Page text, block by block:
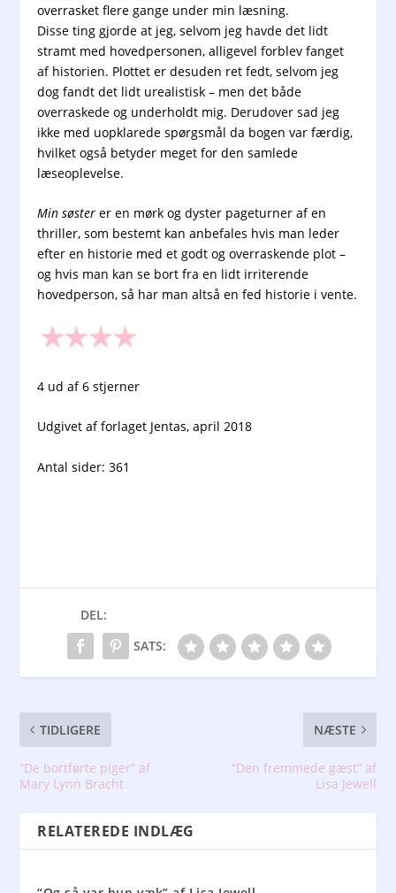
overrasket flere gange under min læsning.
Disse ting gjorde at jeg, selvom jeg havde det lidt
stramt med hovedpersonen, alligevel forblev fanget
af historien. Plottet er desuden ret fedt, selvom jeg
dog fandt det lidt urealistisk – men det både
overraskede og underholdt mig. Derudover sad jeg
ikke med uopklarede spørgsmål da bogen var færdig,
hvilket også betyder meget for den samlede
læseoplevelse.
Min søsterer en mørk og dyster pageturner af en
thriller, som bestemt kan anbefales hvis man leder
efter en historie med et godt og overraskende plot –
og hvis man kan se bort fra en lidt irriterende
hovedperson, så har man altså en fed historie i vente.
4 ud af 6 stjerner
Udgivet af forlaget Jentas, april 2018
Antal sider: 361
DEL:
SATS:
TIDLIGERE
“De bortførte piger” af
Mary Lynn Bracht
NÆSTE
“Den fremmede gæst” af
Lisa Jewell
RELATEREDE INDLÆG